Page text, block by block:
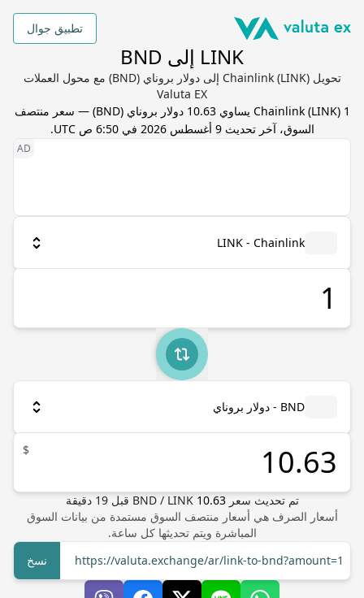
تطبيق جوال
LINK إلى BND
تحويل Chainlink (LINK) إلى دولار بروناي (BND) مع محول العملات
Valuta EX
1
Chainlink(LINK) يساوي 10.63 دولار بروناي (
BND) — سعر منتصف
السوق، آخر تحديث9 أغسطس 2026 في 6:50 ص UTC .
LINK - Chainlink
BND - دولار بروناي
$
تم تحديث سعر BND/ LINK 10.63 قبل19 دقيقة
أسعار الصرف هي أسعار منتصف السوق مستمدة من بيانات السوق
المباشرة ويتم تحديثها كل ساعة.
https://valuta.exchange/ar/link-to-bnd?amount=1
نسخ